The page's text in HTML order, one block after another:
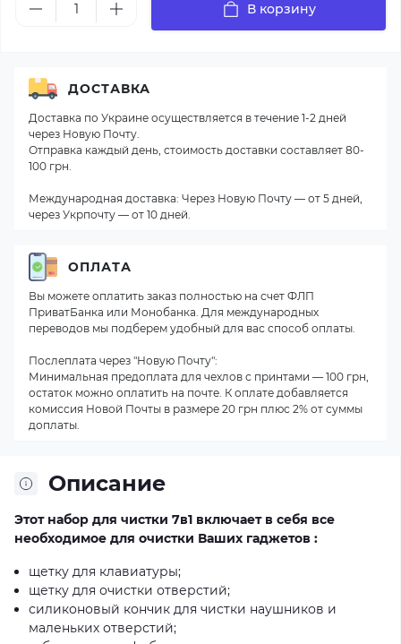
В корзину
Описание
Этот набор для чистки 7в1 включает в себя все
необходимое для очистки Ваших гаджетов :
щетку для клавиатуры;
щетку для очистки отверстий;
силиконовый кончик для чистки наушников и
маленьких отверстий;
ДОСТАВКА
Доставка по Украине осуществляется в течение 1-2 дней
через Новую Почту.
Отправка каждый день, стоимость доставки составляет 80-
100 грн.
Международная доставка: Через Новую Почту — от 5 дней,
через Укрпочту — от 10 дней.
ОПЛАТА
Вы можете оплатить заказ полностью на счет ФЛП
ПриватБанка или Монобанка. Для международных
переводов мы подберем удобный для вас способ оплаты.
Послеплата через "Новую Почту":
Минимальная предоплата для чехлов с принтами — 100 грн,
остаток можно оплатить на почте. К оплате добавляется
комиссия Новой Почты в размере 20 грн плюс 2% от суммы
доплаты.